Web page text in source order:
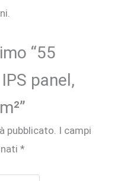
“55
panel,
pubblicato. I campi
*